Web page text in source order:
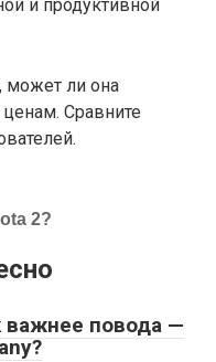
и продуктивной
может ли она
Сравните
2?
важнее повода —